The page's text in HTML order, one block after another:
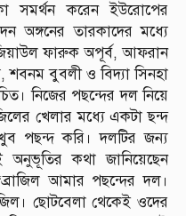
সমর্থন করেন ইউরোপের
অঙ্গনের তারকাদের মধ্যে
ফারুক অপূর্ব, আফরান
বুবলী ও বিদ্যা সিনহা
নিজের পছন্দের দল নিয়ে
খেলার মধ্যে একটা ছন্দ
পছন্দ করি। দলটির জন্য
কথা জানিয়েছেন
আমার পছন্দের দল।
ছোটবেলা থেকেই ওদের